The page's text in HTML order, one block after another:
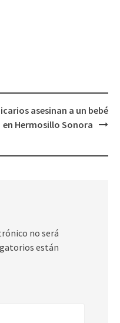
asesinan a un bebé
en Hermosillo Sonora
no será
están